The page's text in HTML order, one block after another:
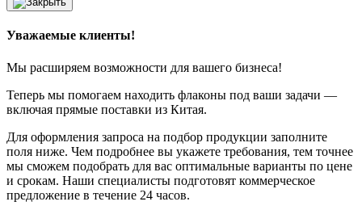
Уважаемые клиенты!
Мы расширяем возможности для вашего бизнеса!
Теперь мы помогаем находить флаконы под ваши задачи —
включая прямые поставки из Китая.
Для оформления запроса на подбор продукции заполните
поля ниже. Чем подробнее вы укажете требования, тем точнее
мы сможем подобрать для вас оптимальные варианты по цене
и срокам. Наши специалисты подготовят коммерческое
предложение в течение 24 часов.